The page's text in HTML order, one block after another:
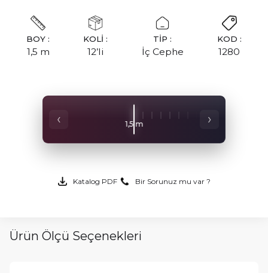
BOY :
1,5 m
KOLİ :
12’li
TİP :
İç Cephe
KOD :
1280
‹ 1,5 m 2 m
›
Katalog PDF Bir Sorunuz mu var ?
Ürün Ölçü Seçenekleri